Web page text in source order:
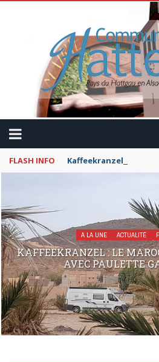
FLASH INFO Kaffeekranzel : Le
A LA UNE ACTUALITÉ
KAFFEEKRANZEL : LE
AVEC PAULETTE